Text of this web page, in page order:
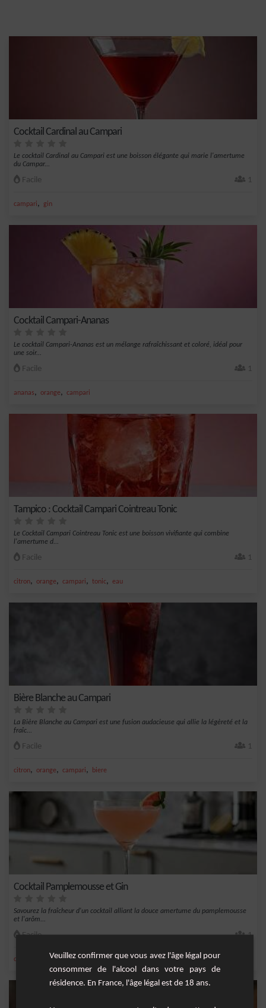
Cocktail Cardinal au Campari
Le cocktail Cardinal au Campari est une boisson élégante qui marie l'amertume
du Campar...
Facile 1
campari, gin
Cocktail Campari-Ananas
Le cocktail Campari-Ananas est un mélange rafraîchissant et coloré, idéal pour
une soir...
Facile 1
ananas, orange, campari
Tampico : Cocktail Campari Cointreau Tonic
Le Cocktail Campari Cointreau Tonic est une boisson vivifiante qui combine
l'amertume d...
Facile 1
citron, orange, campari, tonic, eau
Bière Blanche au Campari
La Bière Blanche au Campari est une fusion audacieuse qui allie la légèreté et la
fraîc...
Facile 1
citron, orange, campari, biere
Cocktail Pamplemousse et Gin
Savourez la fraîcheur d'un cocktail alliant la douce amertume du pamplemousse
et l'arôm...
Facile 1
citron campari,jus de citron vert ,gin ,jus de pamplemousse
Veuillez confirmer que vous avez l'âge légal pour
consommer de l'alcool dans votre pays de
résidence. En France, l'âge légal est de 18 ans.